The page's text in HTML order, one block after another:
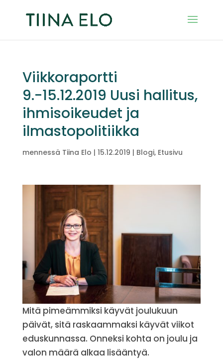
Viikkoraportti
9.-15.12.2019 Uusi hallitus,
ihmisoikeudet ja
ilmastopolitiikka
mennessä Tiina Elo | 15.12.2019 | Blogi, Etusivu
Mitä pimeämmiksi käyvät joulukuun
päivät, sitä raskaammaksi käyvät viikot
eduskunnassa. Onneksi kohta on joulu ja
valon määrä alkaa lisääntyä.